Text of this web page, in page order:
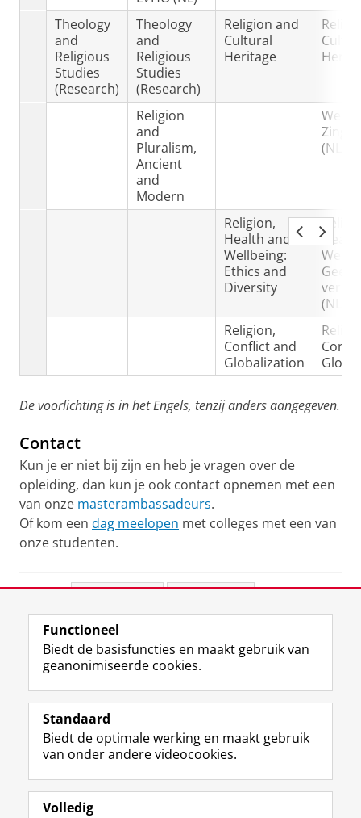
Theology
and
Religious
Studies
(Research)
Theology
and
Religious
Studies
(Research)
Religion and
Cultural
Heritage
Religion
and
Pluralism,
Ancient
and
Modern
Werk
(NL)
Religion,
Health and
Wellbeing:
Ethics and
Diversity
(NL)
Religion,
Conflict and
Globalization
De voorlichting is in het Engels, tenzij anders aangegeven.
Contact
Kun je er niet bij zijn en heb je vragen over de
opleiding, dan kun je ook contact opnemen met een
van onze masterambassadeurs.
Of kom een dag meelopen met colleges met een van
onze studenten.
View this page in:English
Volg de RUG
F
a
e
b
o
L
i
k
e
I
R
S
-
f
e
I
n
t
r
Y
o
T
e
Studiekiezers
Alumni
Functioneel
Biedt de basisfuncties en maakt gebruik van
geanonimiseerde cookies.
Standaard
Biedt de optimale werking en maakt gebruik
van onder andere videocookies.
Volledig